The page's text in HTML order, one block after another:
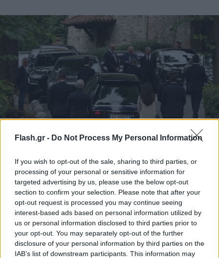
Flash.gr - Do Not Process My Personal Information
If you wish to opt-out of the sale, sharing to third parties, or
processing of your personal or sensitive information for
targeted advertising by us, please use the below opt-out
section to confirm your selection. Please note that after your
opt-out request is processed you may continue seeing
interest-based ads based on personal information utilized by
us or personal information disclosed to third parties prior to
your opt-out. You may separately opt-out of the further
disclosure of your personal information by third parties on the
IAB’s list of downstream participants. This information may
Reuters